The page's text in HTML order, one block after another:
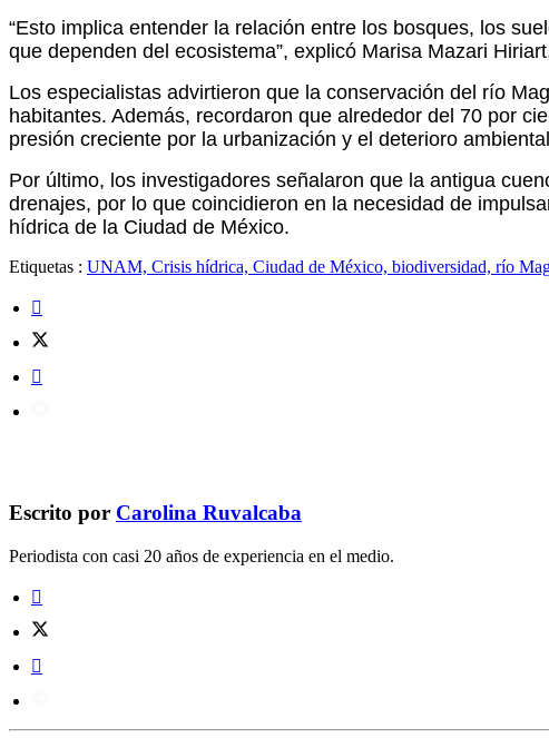
“Esto implica entender la relación entre los bosques, los
que dependen del ecosistema”, explicó Marisa Mazari
Los especialistas advirtieron que la conservación del río
habitantes. Además, recordaron que alrededor del 70 por
presión creciente por la urbanización y el deterioro
Por último, los investigadores señalaron que la antigua
drenajes, por lo que coincidieron en la necesidad de
hídrica de la Ciudad de México.
Etiquetas : UNAM, Crisis hídrica, Ciudad de México, biodiversidad, río
Escrito por Carolina Ruvalcaba
Periodista con casi 20 años de experiencia en el medio.